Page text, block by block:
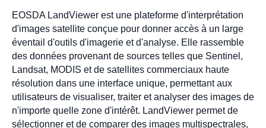
EOSDA LandViewer est une plateforme d'interprétation
d'images satellite conçue pour donner accès à un large
éventail d'outils d'imagerie et d'analyse. Elle rassemble
des données provenant de sources telles que Sentinel,
Landsat, MODIS et de satellites commerciaux haute
résolution dans une interface unique, permettant aux
utilisateurs de visualiser, traiter et analyser des images de
n'importe quelle zone d'intérêt. LandViewer permet de
sélectionner et de comparer des images multispectrales,